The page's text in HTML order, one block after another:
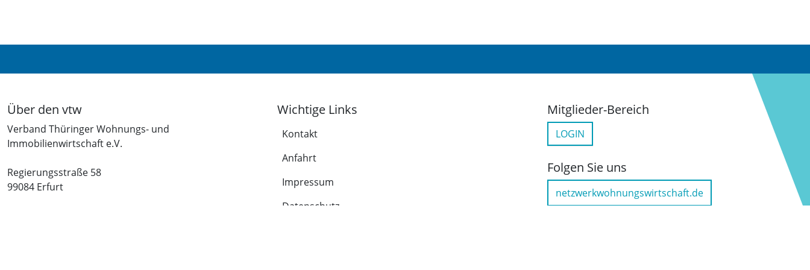
Über den vtw
Verband Thüringer Wohnungs- und
Immobilienwirtschaft e.V.
Regierungsstraße 58
99084 Erfurt
Mitglieder-Bereich
LOGIN
Folgen Sie uns
netzwerkwohnungswirtschaft.de
Wichtige Links
Kontakt
Anfahrt
Impressum
Datenschutz